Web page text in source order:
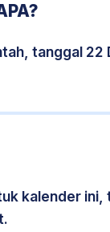
tanggal
kalender